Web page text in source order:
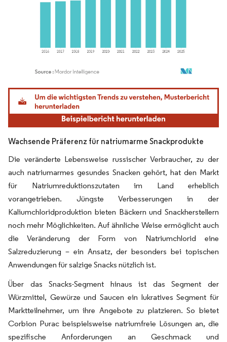
Bild © Mordor Intelligence. Wiederverwendung erfordert Namensnennung gemäß
Wachsende Präferenz für natriumarme Snackprodukte
Die veränderte Lebensweise russischer Verbraucher, zu der
auch natriumarmes gesundes Snacken gehört, hat den Markt
für Natriumreduktionszutaten im Land erheblich
vorangetrieben. Jüngste Verbesserungen in der
Kaliumchloridproduktion bieten Bäckern und Snackherstellern
noch mehr Möglichkeiten. Auf ähnliche Weise ermöglicht auch
die Veränderung der Form von Natriumchlorid eine
Salzreduzierung – ein Ansatz, der besonders bei topischen
Anwendungen für salzige Snacks nützlich ist.
Über das Snacks-Segment hinaus ist das Segment der
Würzmittel, Gewürze und Saucen ein lukratives Segment für
Marktteilnehmer, um ihre Angebote zu platzieren. So bietet
Corbion Purac beispielsweise natriumfreie Lösungen an, die
spezifische Anforderungen an Geschmack und